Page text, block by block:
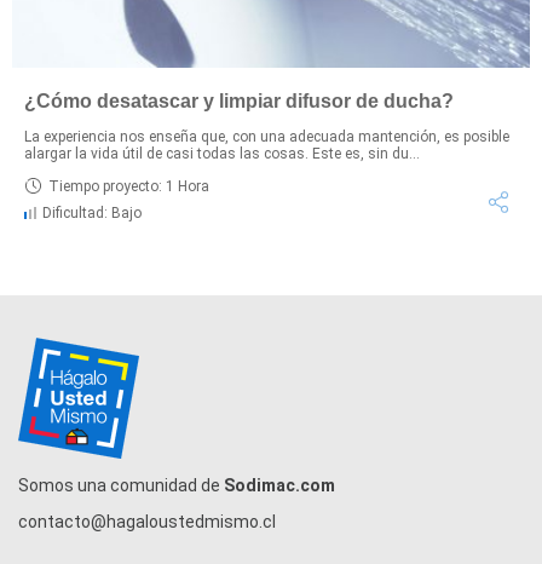
¿Cómo desatascar y limpiar difusor de ducha?
La experiencia nos enseña que, con una adecuada mantención, es posible
alargar la vida útil de casi todas las cosas. Este es, sin du...
Tiempo proyecto: 1 Hora
Dificultad: Bajo
Somos una comunidad de Sodimac.com
contacto@hagaloustedmismo.cl